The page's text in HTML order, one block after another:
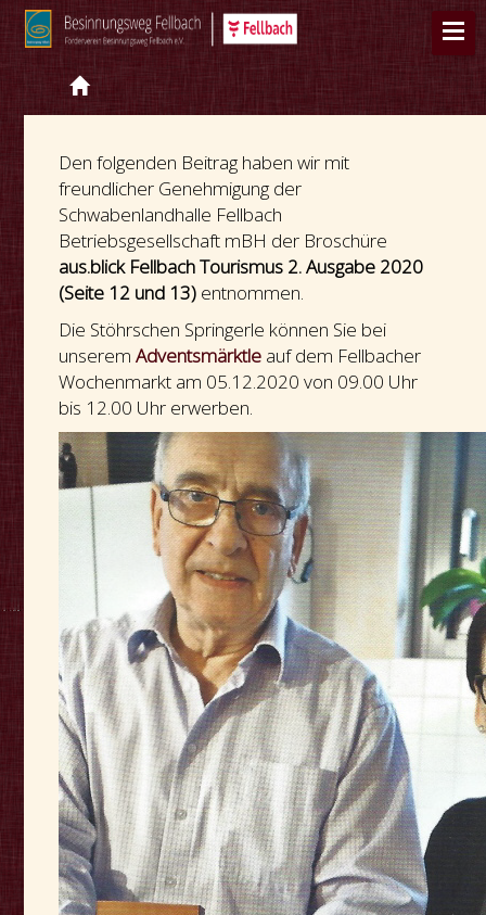
Den folgenden Beitrag haben wir mit
freundlicher Genehmigung der
Schwabenlandhalle Fellbach
Betriebsgesellschaft mBH der Broschüre
aus.blick Fellbach Tourismus 2. Ausgabe 2020
(Seite 12 und 13) entnommen.
Die Stöhrschen Springerle können Sie bei
unseremAdventsmärktle auf dem Fellbacher
Wochenmarkt am 05.12.2020 von 09.00 Uhr
bis 12.00 Uhr erwerben.